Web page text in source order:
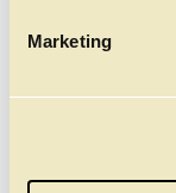
Marketing
Einer für Alle.